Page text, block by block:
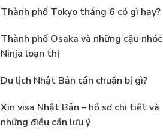
Thành phố Tokyo tháng 6 có gì hay?
Thành phố Osaka và những cậu nhóc
Ninja loạn thị
Du lịch Nhật Bản cần chuẩn bị gì?
Xin visa Nhật Bản – hồ sơ chi tiết và
những điều cần lưu ý